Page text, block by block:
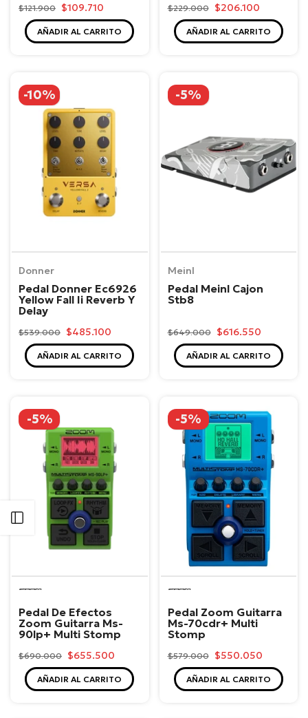
Abrir barra lateral
$121.900 $109.710
AÑADIR AL CARRITO
$229.000 $206.100
AÑADIR AL CARRITO
-10%
Donner
Pedal Donner Ec6926
Yellow Fall Ii Reverb Y
Delay
$539.000 $485.100
AÑADIR AL CARRITO
-5%
Meinl
Pedal Meinl Cajon
Stb8
$649.000 $616.550
AÑADIR AL CARRITO
-5%
Zoom
Pedal De Efectos
Zoom Guitarra Ms-
90lp+ Multi Stomp
$690.000 $655.500
AÑADIR AL CARRITO
-5%
Zoom
Pedal Zoom Guitarra
Ms-70cdr+ Multi
Stomp
$579.000 $550.050
AÑADIR AL CARRITO